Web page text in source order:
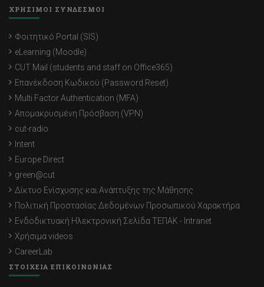
ΧΡΗΣΙΜΟΙ ΣΥΝΔΕΣΜΟΙ
Φοιτητικό Portal (SIS)
eLearning (Moodle)
CUT Mail (students and staff on Office365)
Επανέκδοση Κωδικού (Password Reset)
Multi Factor Authentication (MFA)
Απομακρυσμένη Πρόσβαση (VPN)
cut-radio
Intent
Europe Direct
green@cut
Δίκτυο Ενίσχυσης και Ανάπτυξης της Μάθησης
Πολιτική Προστασίας Δεδομένων Προσωπικού Χαρακτήρα
Ενδοδικτυακή Ηλεκτρονική Σελίδα ΤΕΠΑΚ - Intranet
Χρήσιμα videos
CareerLab
ΣΤΟΙΧΕΙΑ ΕΠΙΚΟΙΝΩΝΙΑΣ